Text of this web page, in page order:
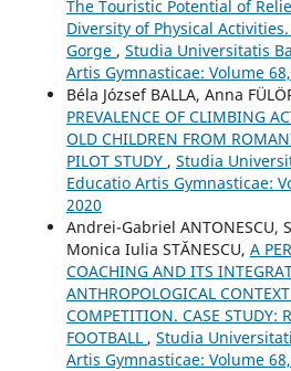
The Touristic Potential of
Diversity of Physical
Gorge , Studia Universitatis
Artis Gymnasticae: Volume
Béla József BALLA, Anna
PREVALENCE OF CLIMBING
OLD CHILDREN FROM
PILOT STUDY , Studia
Educatio Artis Gymnasticae:
2020
Andrei-Gabriel ANTONESCU,
Monica Iulia STĂNESCU, A
COACHING AND ITS
ANTHROPOLOGICAL
COMPETITION. CASE STUDY:
FOOTBALL , Studia
Artis Gymnasticae: Volume